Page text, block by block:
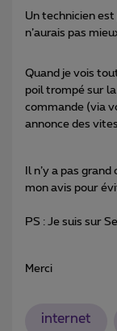
Un technicien
n’aurais pas
Quand je vois
poil trompé sur
commande (via
annonce des
Il n’y a pas
mon avis pour
PS : Je suis sur
Merci
internet